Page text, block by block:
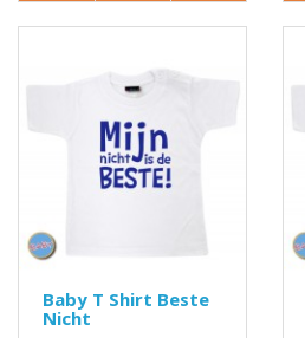
Baby T Shirt Beste
Nicht